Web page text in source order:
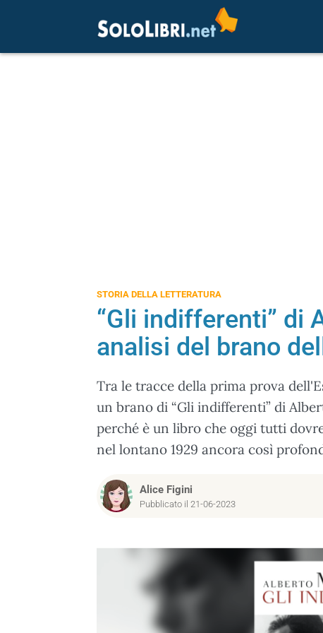
STORIA DELLA LETTERATURA
“Gli indifferenti” di
analisi del brano
Tra le tracce della prima prova
un brano di “Gli indifferenti” di
perché è un libro che oggi tutti
nel lontano 1929 ancora così
Alice Figini
Pubblicato il 21-06-2023